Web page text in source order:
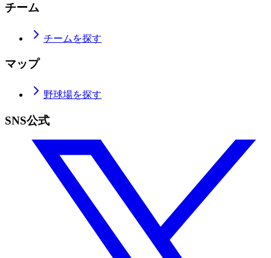
チーム
チームを探す
マップ
野球場を探す
SNS公式